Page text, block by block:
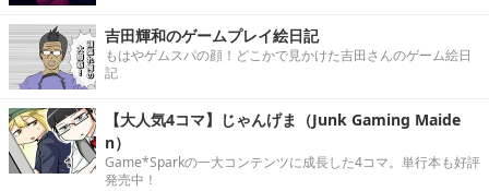
吉田輝和のゲームプレイ絵日記
もはやゲムスパの顔！どこかで見かけた吉田さんのゲーム絵日
記
【大人気4コマ】じゃんげま（Junk Gaming Maide
n）
Game*Sparkの一大コンテンツに成長した4コマ。単行本も好評
発売中！